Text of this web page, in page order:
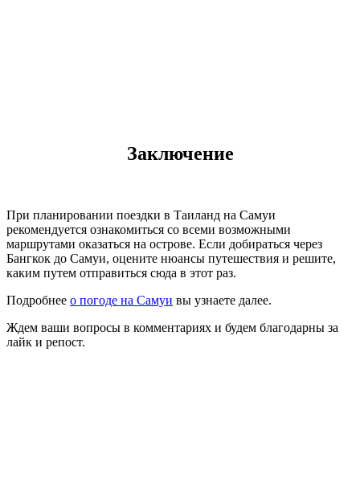
Заключение
При планировании поездки в Таиланд на Самуи
рекомендуется ознакомиться со всеми возможными
маршрутами оказаться на острове. Если добираться через
Бангкок до Самуи, оцените нюансы путешествия и решите,
каким путем отправиться сюда в этот раз.
Подробнее о погоде на Самуи вы узнаете далее.
Ждем ваши вопросы в комментариях и будем благодарны за
лайк и репост.